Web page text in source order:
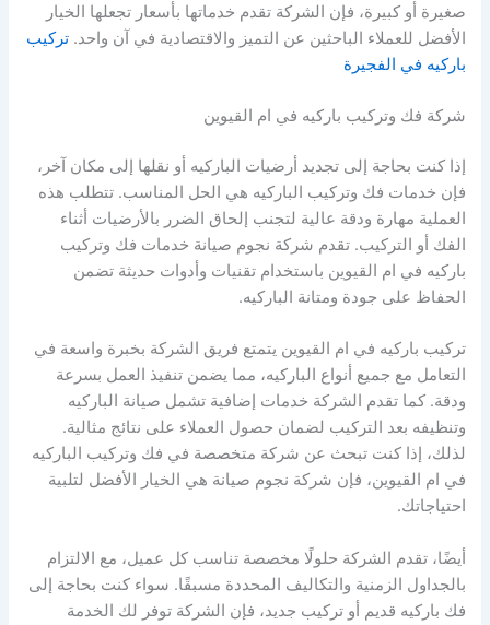
صغيرة أو كبيرة، فإن الشركة تقدم خدماتها بأسعار تجعلها الخيار
الأفضل للعملاء الباحثين عن التميز والاقتصادية في آن واحد.تركيب
باركيه في الفجيرة
شركة فك وتركيب باركيه في ام القيوين
إذا كنت بحاجة إلى تجديد أرضيات الباركيه أو نقلها إلى مكان آخر،
فإن خدمات فك وتركيب الباركيه هي الحل المناسب. تتطلب هذه
العملية مهارة ودقة عالية لتجنب إلحاق الضرر بالأرضيات أثناء
الفك أو التركيب. تقدم شركة نجوم صيانة خدمات فك وتركيب
باركيه في ام القيوين باستخدام تقنيات وأدوات حديثة تضمن
الحفاظ على جودة ومتانة الباركيه.
تركيب باركيه في ام القيوين يتمتع فريق الشركة بخبرة واسعة في
التعامل مع جميع أنواع الباركيه، مما يضمن تنفيذ العمل بسرعة
ودقة. كما تقدم الشركة خدمات إضافية تشمل صيانة الباركيه
وتنظيفه بعد التركيب لضمان حصول العملاء على نتائج مثالية.
لذلك، إذا كنت تبحث عن شركة متخصصة في فك وتركيب الباركيه
في ام القيوين، فإن شركة نجوم صيانة هي الخيار الأفضل لتلبية
احتياجاتك.
أيضًا، تقدم الشركة حلولًا مخصصة تناسب كل عميل، مع الالتزام
بالجداول الزمنية والتكاليف المحددة مسبقًا. سواء كنت بحاجة إلى
فك باركيه قديم أو تركيب جديد، فإن الشركة توفر لك الخدمة